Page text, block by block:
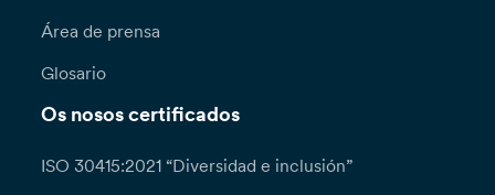
Área de prensa
Glosario
Os nosos certificados
ISO 30415:2021 “Diversidad e inclusión”